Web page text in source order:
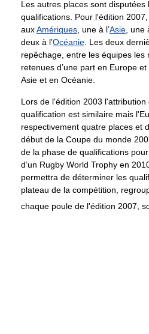
Les autres places sont disputées
qualifications. Pour l'édition
auxAmériques, une à l’Asie, une
deux à l’Océanie. Les deux
repêchage, entre les équipes les
retenues d’une part en Europe
Asie et en Océanie.
Lors de l'édition 2003
qualification est similaire mais
respectivement quatre places et
début de la Coupe du monde
de la phase de qualifications
d’un Rugby World Trophy en
permettra de déterminer les
plateau de la compétition,
chaque poule de l'édition 2007,